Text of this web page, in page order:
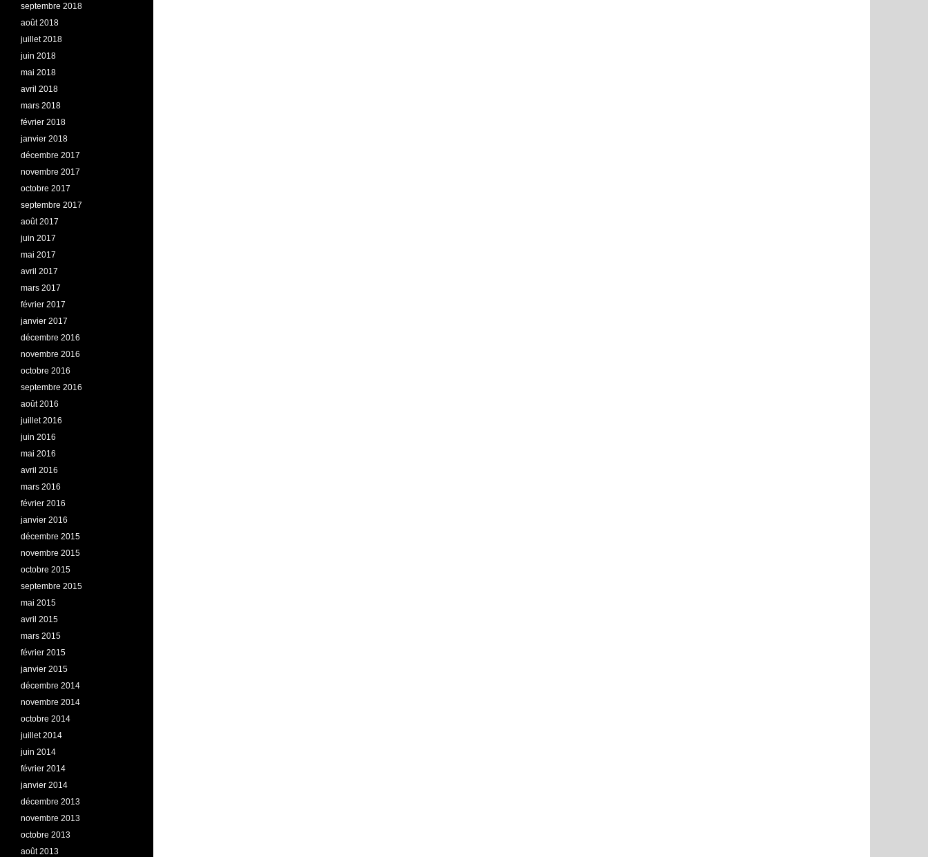
septembre 2018
août 2018
juillet 2018
juin 2018
mai 2018
avril 2018
mars 2018
février 2018
janvier 2018
décembre 2017
novembre 2017
octobre 2017
septembre 2017
août 2017
juin 2017
mai 2017
avril 2017
mars 2017
février 2017
janvier 2017
décembre 2016
novembre 2016
octobre 2016
septembre 2016
août 2016
juillet 2016
juin 2016
mai 2016
avril 2016
mars 2016
février 2016
janvier 2016
décembre 2015
novembre 2015
octobre 2015
septembre 2015
mai 2015
avril 2015
mars 2015
février 2015
janvier 2015
décembre 2014
novembre 2014
octobre 2014
juillet 2014
juin 2014
février 2014
janvier 2014
décembre 2013
novembre 2013
octobre 2013
août 2013